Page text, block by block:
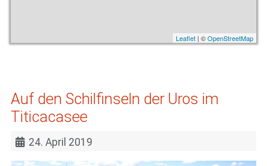
Leaflet | ©OpenStreetMap
Auf den Schilfinseln der Uros im
Titicacasee
24. April 2019